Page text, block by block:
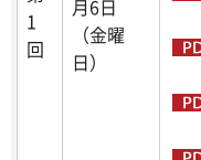
1
回
月6日
（金曜
日）